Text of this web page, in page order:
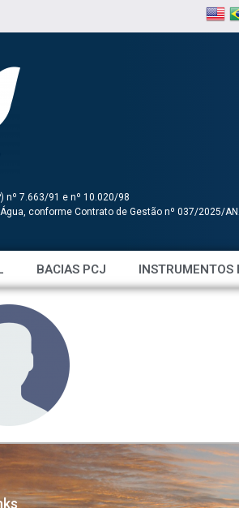
nº 7.663/91 e nº 10.020/98
conforme Contrato de Gestão nº 037/2025/
BACIAS PCJ INSTRUMENTOS